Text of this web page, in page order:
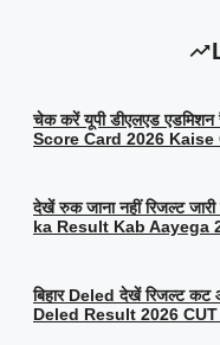
चेक करें यूपी डीएलएड
Score Card 2026 Kaise
देखें रुक जाना नहीं रिजल्ट
ka Result Kab Aayega
बिहार Deled देखें रिजल्ट
Deled Result 2026